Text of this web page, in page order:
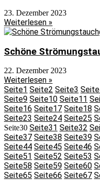
23. Dezember 2023
Weiterlesen »
Schöne
22. Dezember 2023
Weiterlesen »
Seite1 Seite2 Seite3 Seite
Seite9 Seite10 Seite11
Seite16 Seite17 Seite18
Seite23 Seite24 Seite25
Seite30 Seite31 Seite32
Seite37 Seite38 Seite39
Seite44 Seite45 Seite46
Seite51 Seite52 Seite53
Seite58 Seite59 Seite60
Seite65 Seite66 Seite67